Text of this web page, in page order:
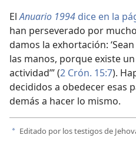
ElAnuario 1994 dice en la
han perseverado por
damos la exhortación:
las manos, porque existe
actividad’” (2 Crón. 15:7).
decididos a obedecer esas
demás a hacer lo mismo.
a Editado por los testigos de